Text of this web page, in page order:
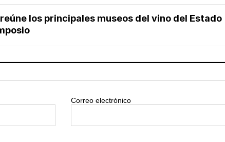
los principales museos del vino del Estado
Correo electrónico